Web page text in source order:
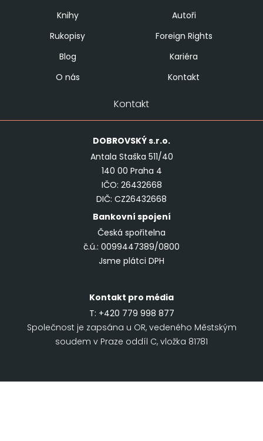
Knihy
Autoři
Rukopisy
Foreign Rights
Blog
Kariéra
O nás
Kontakt
Kontakt
DOBROVSKÝs.r.o.
Antala Staška 511/40
140 00 Praha 4
IČO: 26432668
DIČ: CZ26432668
Bankovní spojení
Česká spořitelna
č.ú.: 0099447389/0800
Jsme plátci DPH
Kontakt pro média
T: +420 779 998 877
Společnost je zapsána u OR, vedeného Městským
soudem v Praze oddíl C, vložka 81781